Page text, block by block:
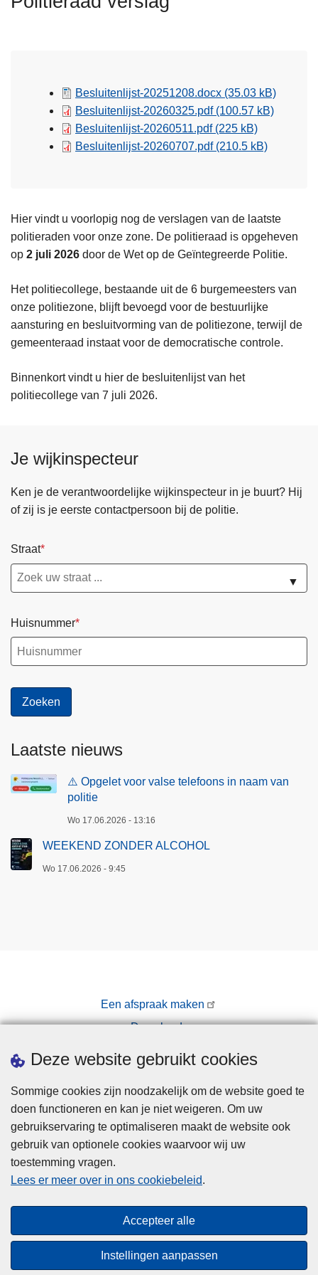
Deze website gebruikt cookies
Sommige cookies zijn noodzakelijk om de website goed te
doen functioneren en kan je niet weigeren. Om uw
gebruikservaring te optimaliseren maakt de website ook
gebruik van optionele cookies waarvoor wij uw
toestemming vragen.
Lees er meer over in ons cookiebeleid.
Accepteer alle
Instellingen aanpassen
Besluitenlijst-20251208.docx (35.03 kB)
Besluitenlijst-20260325.pdf (100.57 kB)
Besluitenlijst-20260511.pdf (225 kB)
Besluitenlijst-20260707.pdf (210.5 kB)
Hier vindt u voorlopig nog de verslagen van de laatste
politieraden voor onze zone. De politieraad is opgeheven
op 2 juli 2026 door de Wet op de Geïntegreerde Politie.
Het politiecollege, bestaande uit de 6 burgemeesters van
onze politiezone, blijft bevoegd voor de bestuurlijke
aansturing en besluitvorming van de politiezone, terwijl de
gemeenteraad instaat voor de democratische controle.
Binnenkort vindt u hier de besluitenlijst van het
politiecollege van 7 juli 2026.
Je wijkinspecteur
Ken je de verantwoordelijke wijkinspecteur in je buurt? Hij
of zij is je eerste contactpersoon bij de politie.
Straat
▼
Huisnummer
Laatste nieuws
⚠️ Opgelet voor valse telefoons in naam van
politie
Wo 17.06.2026 - 13:16
WEEKEND ZONDER ALCOHOL
Wo 17.06.2026 - 9:45
Een afspraak maken
Downloads
Pers
Privacy
Toegankelijkheid